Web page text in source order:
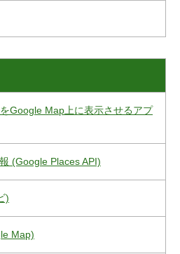
Google Map上に表示させるアプ
(Google Places API)
)
Map)